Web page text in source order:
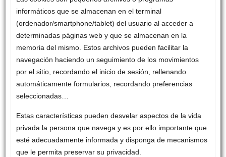
informáticos que se almacenan en el terminal
(ordenador/smartphone/tablet) del usuario al acceder a
determinadas páginas web y que se almacenan en la
memoria del mismo. Estos archivos pueden facilitar la
navegación haciendo un seguimiento de los movimientos
por el sitio, recordando el inicio de sesión, rellenando
automáticamente formularios, recordando preferencias
seleccionadas…
Estas características pueden desvelar aspectos de la vida
privada la persona que navega y es por ello importante que
esté adecuadamente informada y disponga de mecanismos
que le permita preservar su privacidad.